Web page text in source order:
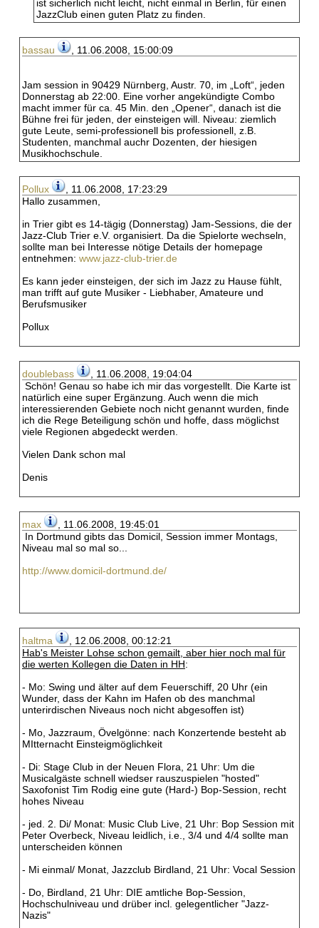
ist sicherlich nicht leicht, nicht einmal in Berlin, für einen
JazzClub einen guten Platz zu finden.
bassau , 11.06.2008, 15:00:09
Jam session in 90429 Nürnberg, Austr. 70, im „Loft“, jeden
Donnerstag ab 22:00. Eine vorher angekündigte Combo
macht immer für ca. 45 Min. den „Opener“, danach ist die
Bühne frei für jeden, der einsteigen will. Niveau: ziemlich
gute Leute, semi-professionell bis professionell, z.B.
Studenten, manchmal auchr Dozenten, der hiesigen
Musikhochschule.
Pollux
, 11.06.2008, 17:23:29
Hallo zusammen,
in Trier gibt es 14-tägig (Donnerstag) Jam-Sessions, die der
Jazz-Club Trier e.V. organisiert. Da die Spielorte wechseln,
sollte man bei Interesse nötige Details der homepage
entnehmen: www.jazz-club-trier.de
Es kann jeder einsteigen, der sich im Jazz zu Hause fühlt,
man trifft auf gute Musiker - Liebhaber, Amateure und
Berufsmusiker
Pollux
doublebass
, 11.06.2008, 19:04:04
Schön! Genau so habe ich mir das vorgestellt. Die Karte ist
natürlich eine super Ergänzung. Auch wenn die mich
interessierenden Gebiete noch nicht genannt wurden, finde
ich die Rege Beteiligung schön und hoffe, dass möglichst
viele Regionen abgedeckt werden.
Vielen Dank schon mal
Denis
max
, 11.06.2008, 19:45:01
In Dortmund gibts das Domicil, Session immer Montags,
Niveau mal so mal so...
http://www.domicil-dortmund.de/
haltma
, 12.06.2008, 00:12:21
Hab's Meister Lohse schon gemailt, aber hier noch mal für
die werten Kollegen die Daten in HH:
- Mo: Swing und älter auf dem Feuerschiff, 20 Uhr (ein
Wunder, dass der Kahn im Hafen ob des manchmal
unterirdischen Niveaus noch nicht abgesoffen ist)
- Mo, Jazzraum, Övelgönne: nach Konzertende besteht ab
MItternacht Einsteigmöglichkeit
- Di: Stage Club in der Neuen Flora, 21 Uhr: Um die
Musicalgäste schnell wiedser rauszuspielen "hosted"
Saxofonist Tim Rodig eine gute (Hard-) Bop-Session, recht
hohes Niveau
- jed. 2. Di/ Monat: Music Club Live, 21 Uhr: Bop Session mit
Peter Overbeck, Niveau leidlich, i.e., 3/4 und 4/4 sollte man
unterscheiden können
- Mi einmal/ Monat, Jazzclub Birdland, 21 Uhr: Vocal Session
- Do, Birdland, 21 Uhr: DIE amtliche Bop-Session,
Hochschulniveau und drüber incl. gelegentlicher "Jazz-
Nazis"